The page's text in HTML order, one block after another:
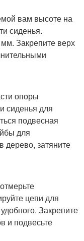
вам высоте на
сиденья.
Закрепите верх
опоры
сиденья для
подвесная
для
дерево, затяните
цепи для
Закрепите
и подвесьте